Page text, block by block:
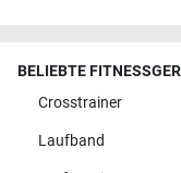
BELIEBTE
Crosstrainer
Laufband